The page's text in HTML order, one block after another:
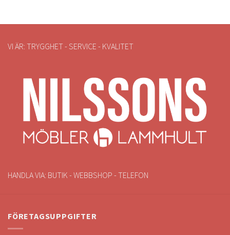
VI ÄR: TRYGGHET - SERVICE - KVALITET
HANDLA VIA: BUTIK - WEBBSHOP - TELEFON
FÖRETAGSUPPGIFTER